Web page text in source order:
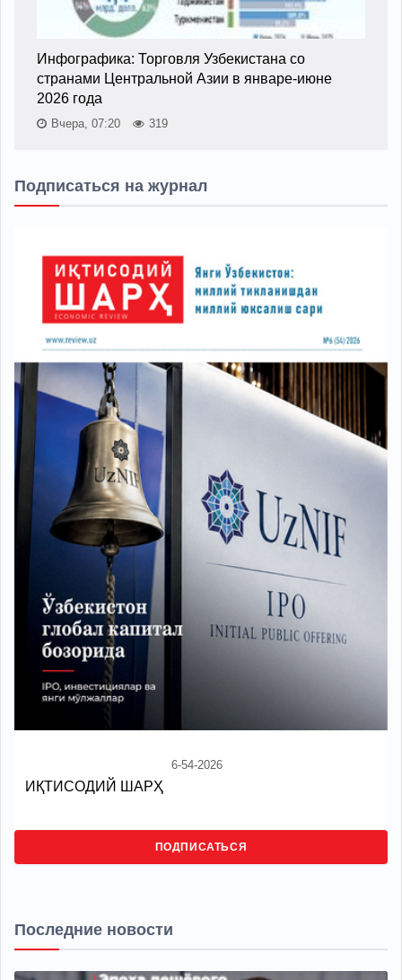
Инфографика: Торговля Узбекистана со
странами Центральной Азии в январе-июне
2026 года
Вчера, 07:20 319
Подписаться на журнал
6-54-2026
ИҚТИСОДИЙ ШАРҲ
ПОДПИСАТЬСЯ
Последние новости